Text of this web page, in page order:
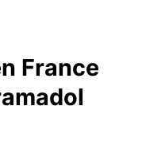
France